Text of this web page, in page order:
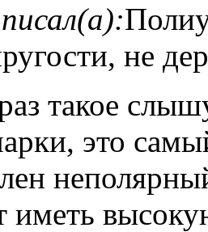
не
такое
это
иметь